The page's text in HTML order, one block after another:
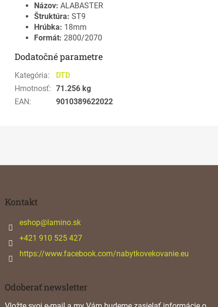
Názov: ALABASTER
Štruktúra: ST9
Hrúbka: 18mm
Formát: 2800/2070
Dodatočné parametre
Kategória:
DTD
Hmotnosť: 71.256 kg
EAN: 9010389622022
Kontakt
eshop@lamino.sk
+421 910 525 427
https://www.facebook.com/nabytkovekovanie.eu
Odoberať newsletter